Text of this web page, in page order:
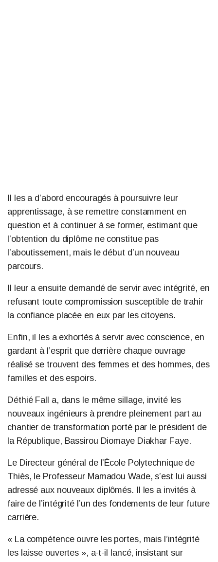
Il les a d’abord encouragés à poursuivre leur
apprentissage, à se remettre constamment en
question et à continuer à se former, estimant que
l’obtention du diplôme ne constitue pas
l’aboutissement, mais le début d’un nouveau
parcours.
Il leur a ensuite demandé de servir avec intégrité, en
refusant toute compromission susceptible de trahir
la confiance placée en eux par les citoyens.
Enfin, il les a exhortés à servir avec conscience, en
gardant à l’esprit que derrière chaque ouvrage
réalisé se trouvent des femmes et des hommes, des
familles et des espoirs.
Déthié Fall a, dans le même sillage, invité les
nouveaux ingénieurs à prendre pleinement part au
chantier de transformation porté par le président de
la République, Bassirou Diomaye Diakhar Faye.
Le Directeur général de l’École Polytechnique de
Thiès, le Professeur Mamadou Wade, s’est lui aussi
adressé aux nouveaux diplômés. Il les a invités à
faire de l’intégrité l’un des fondements de leur future
carrière.
« La compétence ouvre les portes, mais l’intégrité
les laisse ouvertes », a-t-il lancé, insistant sur